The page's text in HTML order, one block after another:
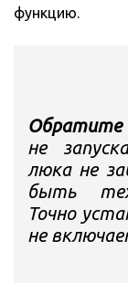
функцию.
Обратите
не
люка не
быть
Точно
не